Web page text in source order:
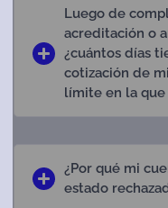
Luego de
acreditación o
¿cuántos días
cotización de
límite en la
¿Por qué mi
estado